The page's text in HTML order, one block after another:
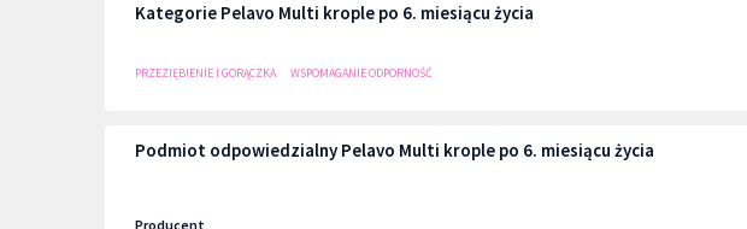
Kategorie Pelavo Multi krople po 6. miesiącu życia
PRZEZIĘBIENIE I GORĄCZKA WSPOMAGANIE ODPORNOŚĆ
Podmiot odpowiedzialny Pelavo Multi krople po 6. miesiącu życia
Producent